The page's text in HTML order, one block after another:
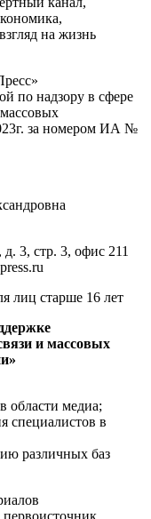
на жизнь
по надзору в сфере
за номером ИА №
3, стр. 3, офис 211
лиц старше 16 лет
и массовых
области медиа;
специалистов в
различных баз